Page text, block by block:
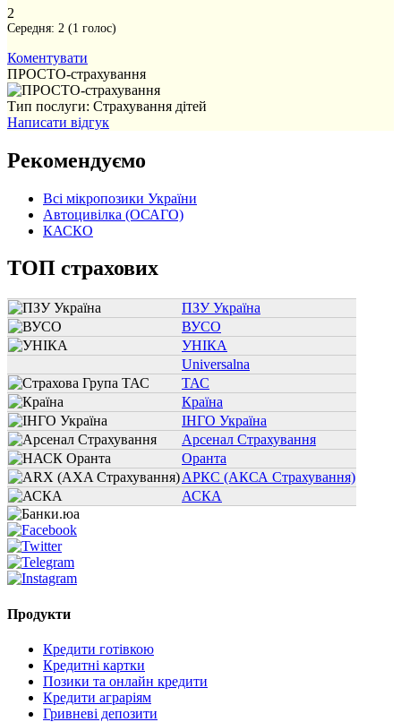
2
Середня: 2 (1 голос)
Коментувати
ПРОСТО-страхування
Тип послуги: Страхування дітей
Написати відгук
Рекомендуємо
Всі мікропозики України
Автоцивілка (ОСАГО)
КАСКО
ТОП страхових
ПЗУ Україна
ВУСО
УНІКА
Universalna
ТАС
Країна
ІНГО Україна
Арсенал Страхування
Оранта
АРКС (АКСА Страхування)
АСКА
Продукти
Кредити готівкою
Кредитні картки
Позики та онлайн кредити
Кредити аграріям
Гривневі депозити